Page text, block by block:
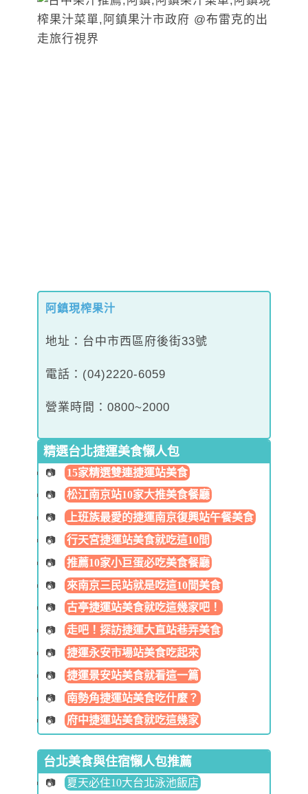
阿鎮現榨果汁
地址：台中市西區府後街33號
電話：(04)2220-6059
營業時間：0800~2000
精選台北捷運美食懶人包
15家精選雙連捷運站美食
松江南京站10家大推美食餐廳
上班族最愛的捷運南京復興站午餐美食
行天宮捷運站美食就吃這10間
推薦10家小巨蛋必吃美食餐廳
來南京三民站就是吃這10間美食
古亭捷運站美食就吃這幾家吧！
走吧！探訪捷運大直站巷弄美食
捷運永安市場站美食吃起來
捷運景安站美食就看這一篇
南勢角捷運站美食吃什麼？
府中捷運站美食就吃這幾家
台北美食與住宿懶人包推薦
夏天必住10大台北泳池飯店